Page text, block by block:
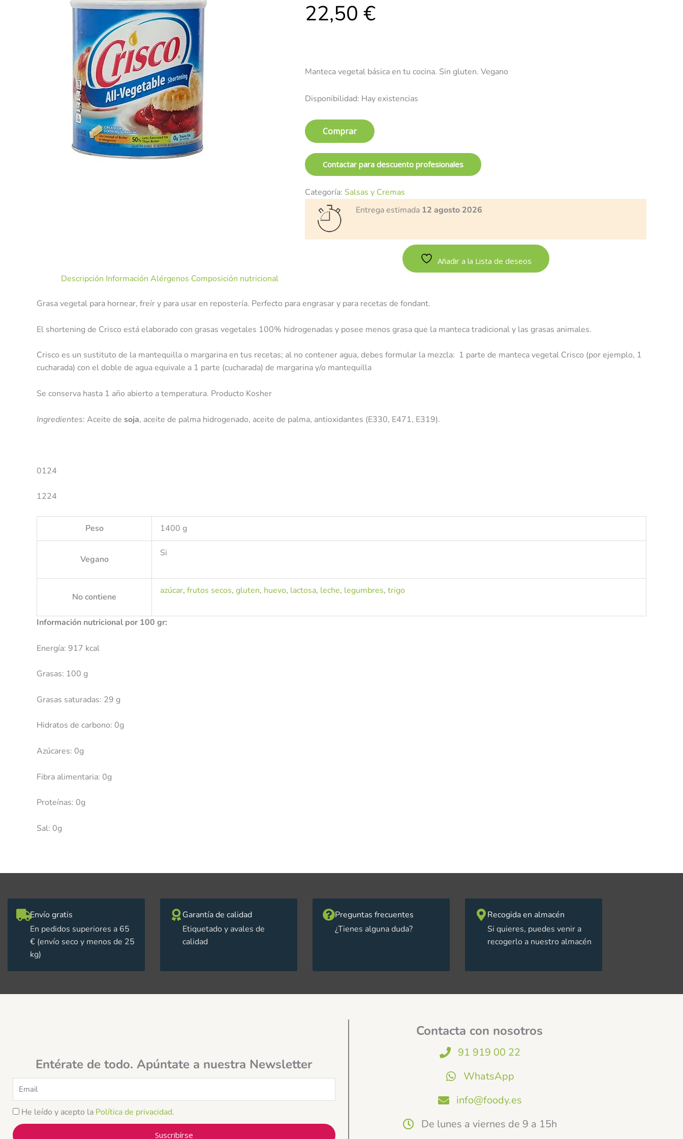
22,50 €
Manteca vegetal básica en tu cocina. Sin gluten. Vegano
Disponibilidad: Hay existencias
Comprar
Contactar para descuento profesionales
Categoría: Salsas y Cremas
Entrega estimada 12 agosto 2026
Añadir a la Lista de deseos
Descripción Información Alérgenos Composición nutricional
Grasa vegetal para hornear, freír y para usar en repostería. Perfecto para engrasar y para recetas de fondant.
El shortening de Crisco está elaborado con grasas vegetales 100% hidrogenadas y posee menos grasa que la manteca tradicional y las grasas animales.
Crisco es un sustituto de la mantequilla o margarina en tus recetas; al no contener agua, debes formular la mezcla: 1 parte de manteca vegetal Crisco (por ejemplo, 1
cucharada) con el doble de agua equivale a 1 parte (cucharada) de margarina y/o mantequilla
Se conserva hasta 1 año abierto a temperatura. Producto Kosher
Ingredientes: Aceite de soja, aceite de palma hidrogenado, aceite de palma, antioxidantes (E330, E471, E319).
0124
1224
Peso 1400 g
Vegano
Si
No contiene
azúcar, frutos secos, gluten, huevo, lactosa, leche, legumbres, trigo
Información nutricional por 100 gr:
Energía: 917 kcal
Grasas: 100 g
Grasas saturadas: 29 g
Hidratos de carbono: 0g
Azúcares: 0g
Fibra alimentaria: 0g
Proteínas: 0g
Sal: 0g
Envío gratis
En pedidos superiores a 65
€ (envío seco y menos de 25
kg)
Garantía de calidad
Etiquetado y avales de
calidad
Preguntas frecuentes
¿Tienes alguna duda?
Recogida en almacén
Si quieres, puedes venir a
recogerlo a nuestro almacén
Entérate de todo. Apúntate a nuestra Newsletter
Email
He leído y acepto la Política de privacidad.
Suscribírse
Contacta con nosotros
91 919 00 22
WhatsApp
info@foody.es
De lunes a viernes de 9 a 15h